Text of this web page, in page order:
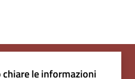
chiare le informazioni